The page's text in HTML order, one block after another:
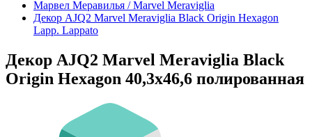
Марвел Меравилья / Marvel Meraviglia
Декор AJQ2 Marvel Meraviglia Black Origin Hexagon
Lapp. Lappato
Декор AJQ2 Marvel Meraviglia Black
Origin Hexagon 40,3x46,6 полированная